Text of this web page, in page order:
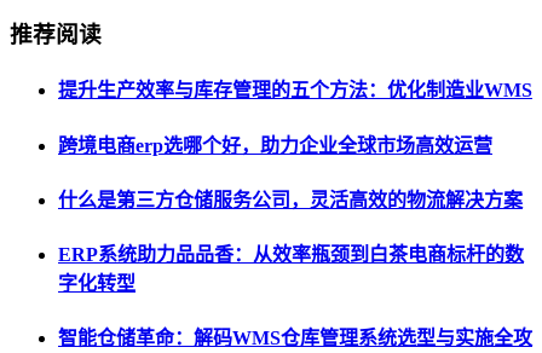
推荐阅读
提升生产效率与库存管理的五个方法：优化制造业WMS
跨境电商erp选哪个好，助力企业全球市场高效运营
什么是第三方仓储服务公司，灵活高效的物流解决方案
ERP系统助力品品香：从效率瓶颈到白茶电商标杆的数
字化转型
智能仓储革命：解码WMS仓库管理系统选型与实施全攻